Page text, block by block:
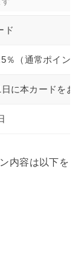
ド
％（通常ポイン
に本カードをお
内容は以下を